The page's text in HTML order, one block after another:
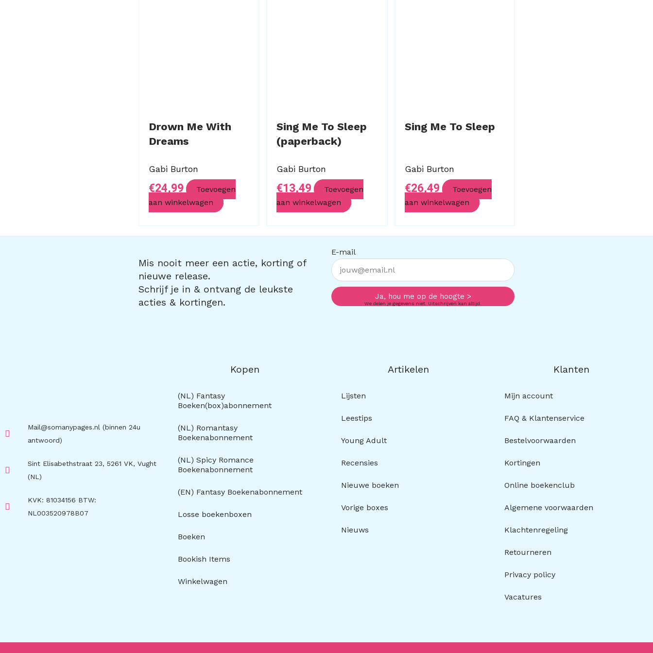
Drown Me With
Dreams
Gabi Burton
€24,99
Toevoegen
aan winkelwagen
Sing Me To Sleep
(paperback)
Gabi Burton
€13,49
Toevoegen
aan winkelwagen
Sing Me To Sleep
Gabi Burton
€26,49
Toevoegen
aan winkelwagen
Mis nooit meer een actie, korting of
nieuwe release.
Schrijf je in & ontvang de leukste
acties & kortingen.
E-mail
Ja, hou me op de hoogte >
We delen je gegevens niet. Uitschrijven kan altijd.
Mail@somanypages.nl (binnen 24u
antwoord)
Sint Elisabethstraat 23, 5261 VK, Vught
(NL)
KVK: 81034156 BTW:
NL003520978B07
Kopen
(NL) Fantasy
Boeken(box)abonnement
(NL) Romantasy
Boekenabonnement
(NL) Spicy Romance
Boekenabonnement
(EN) Fantasy Boekenabonnement
Losse boekenboxen
Boeken
Bookish Items
Winkelwagen
Artikelen
Lijsten
Leestips
Young Adult
Recensies
Nieuwe boeken
Vorige boxes
Nieuws
Klanten
Mijn account
FAQ & Klantenservice
Bestelvoorwaarden
Kortingen
Online boekenclub
Algemene voorwaarden
Klachtenregeling
Retourneren
Privacy policy
Vacatures